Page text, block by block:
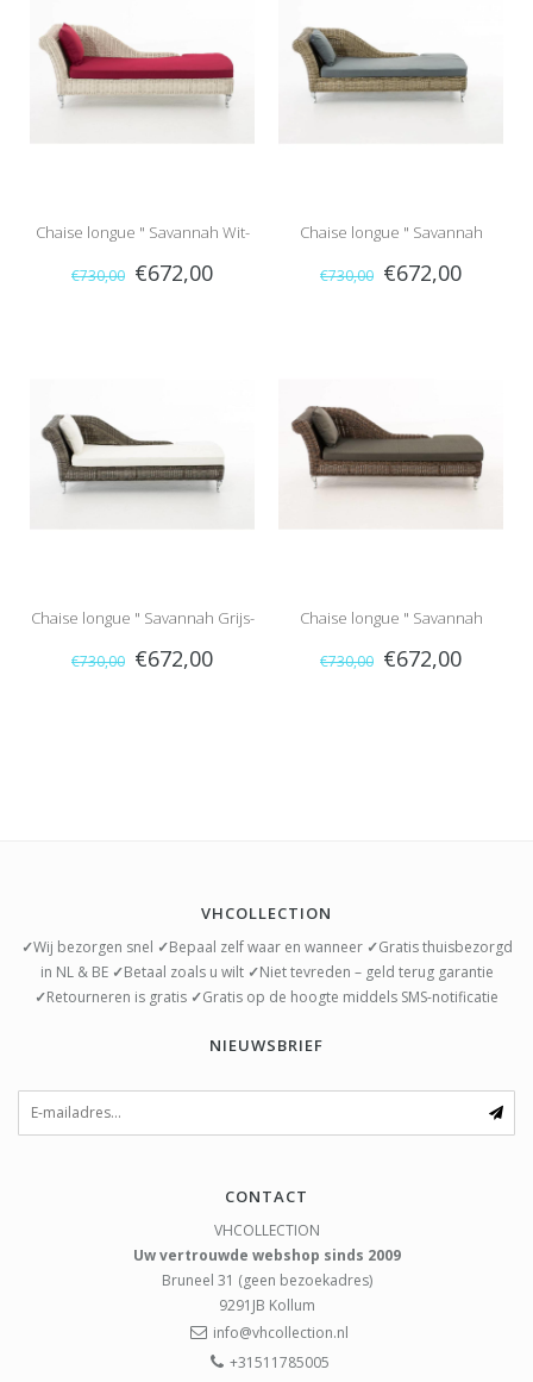
Chaise longue " Savannah Wit-
Rood "
€730,00 €672,00
Chaise longue " Savannah
Naturel-Grijs "
€730,00 €672,00
Chaise longue " Savannah Grijs-
Crème "
€730,00 €672,00
Chaise longue " Savannah
Bruin-Antraciet "
€730,00 €672,00
VHCOLLECTION
✓Wij bezorgen snel ✓Bepaal zelf waar en wanneer ✓Gratis thuisbezorgd
in NL & BE ✓Betaal zoals u wilt ✓Niet tevreden – geld terug garantie
✓Retourneren is gratis ✓Gratis op de hoogte middels SMS-notificatie
NIEUWSBRIEF
CONTACT
VHCOLLECTION
Uw vertrouwde webshop sinds 2009
Bruneel 31 (geen bezoekadres)
9291JB Kollum
info@vhcollection.nl
+31511785005